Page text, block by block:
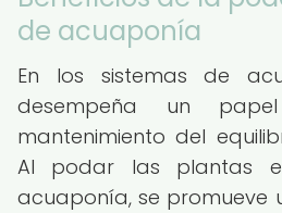
de acuaponía
En los sistemas de
desempeña un
mantenimiento del
Al podar las plantas
acuaponía, se promueve